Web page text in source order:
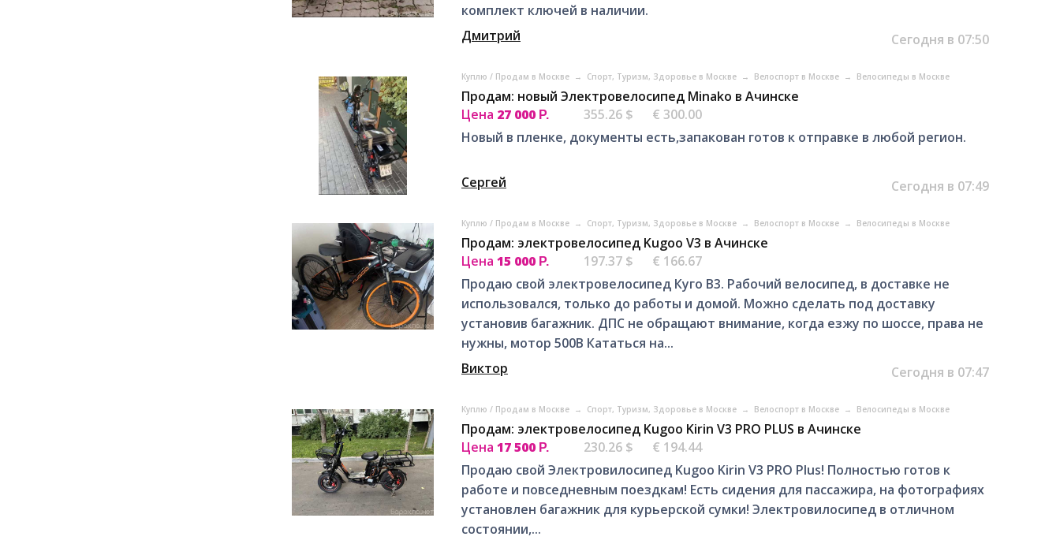
комплект ключей в наличии.
Дмитрий
Сегодня в 07:50
Куплю / Продам в Москве → Спорт, Tуризм, Здоровье в Москве → Велоспорт в Москве → Велосипеды в Москве
Продам: новый Электровелосипед Minako в Ачинске
Цена 27 000 Р. 355.26 $
€ 300.00
Новый в пленке, документы есть,запакован готов к отправке в любой регион.
Сергей Сегодня в 07:49
Куплю / Продам в Москве → Спорт, Tуризм, Здоровье в Москве → Велоспорт в Москве → Велосипеды в Москве
Продам: электровелосипед Kugoo V3 в Ачинске
Цена 15 000 Р. 197.37 $
€ 166.67
Продаю свой электровелосипед Куго В3. Рабочий велосипед, в доставке не
использовался, только до работы и домой. Можно сделать под доставку
установив багажник. ДПС не обращают внимание, когда езжу по шоссе, права не
нужны, мотор 500В Кататься на...
Виктор
Сегодня в 07:47
Куплю / Продам в Москве → Спорт, Tуризм, Здоровье в Москве → Велоспорт в Москве → Велосипеды в Москве
Продам: электровелосипед Kugoo Kirin V3 PRO PLUS в Ачинске
Цена 17 500 Р. 230.26 $
€ 194.44
Продаю свой Электровилосипед Kugoo Kirin V3 PRO Plus! Полностью готов к
работе и повседневным поездкам! Есть сидения для пассажира, на фотографиях
установлен багажник для курьерской сумки! Электровилосипед в отличном
состоянии,...